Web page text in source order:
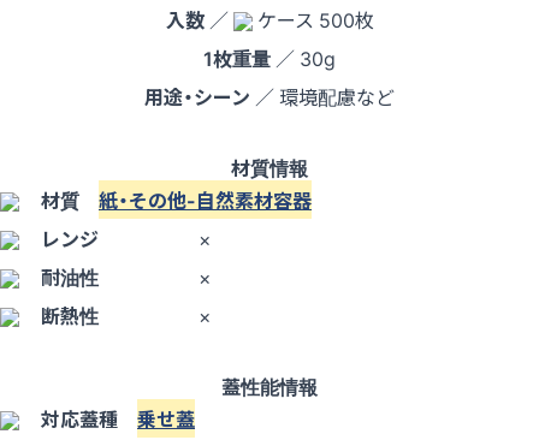
入数／
ケース 500枚
1枚重量 ／ 30g
用途・シーン ／ 環境配慮など
材質情報
材質 紙・その他-自然素材容器
レンジ
×
耐油性
×
断熱性
×
蓋性能情報
対応蓋種 乗せ蓋